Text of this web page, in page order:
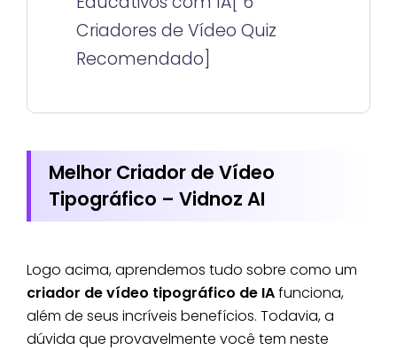
Criadores de Vídeo Quiz
Recomendado]
Melhor Criador de Vídeo
Tipográfico – Vidnoz AI
Logo acima, aprendemos tudo sobre como um
criador de vídeo tipográfico de IAfunciona,
além de seus incríveis benefícios. Todavia, a
dúvida que provavelmente você tem neste